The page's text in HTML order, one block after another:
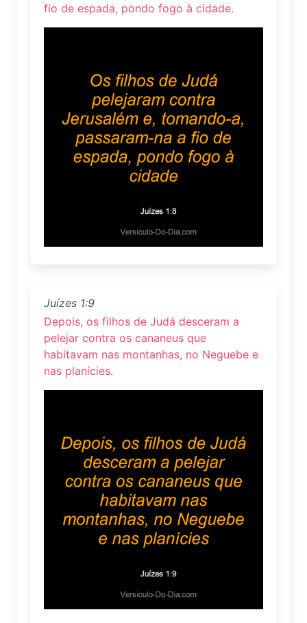
fio de espada, pondo fogo à cidade.
Juízes 1:9
Depois, os filhos de Judá desceram a
pelejar contra os cananeus que
habitavam nas montanhas, no Neguebe e
nas planícies.